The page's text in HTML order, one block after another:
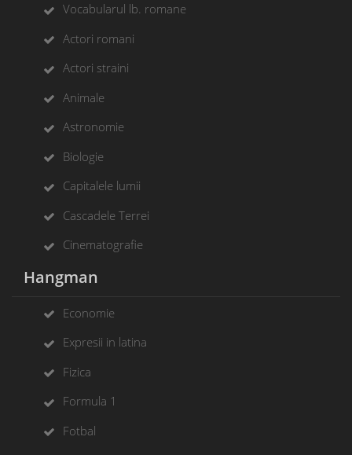
Vocabularul lb. romane
Actori romani
Actori straini
Animale
Astronomie
Biologie
Capitalele lumii
Cascadele Terrei
Cinematografie
Hangman
Economie
Expresii in latina
Fizica
Formula 1
Fotbal